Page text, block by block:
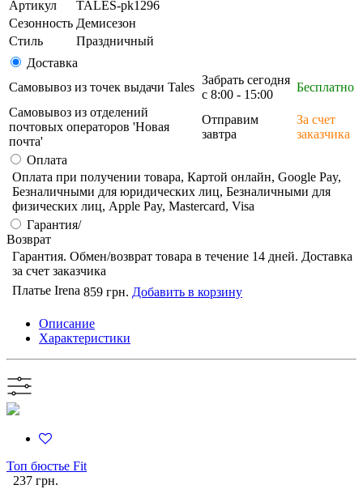
Артикул
TALES-pk1296
Сезонность Демисезон
Стиль
Праздничный
Доставка
Самовывоз из точек выдачи Tales
Забрать сегодня
с 8:00 - 15:00
Бесплатно
Самовывоз из отделений
почтовых операторов 'Новая
почта'
Отправим
завтра
За счет
заказчика
Оплата
Оплата при получении товара, Картой онлайн, Google Pay,
Безналичными для юридических лиц, Безналичными для
физических лиц, Apple Pay, Mastercard, Visa
Гарантия/
Возврат
Гарантия. Обмен/возврат товара в течение 14 дней. Доставка
за счет заказчика
Платье Irena 859 грн. Добавить в корзину
Описание
Характеристики
Топ бюстье Fit
237 грн.